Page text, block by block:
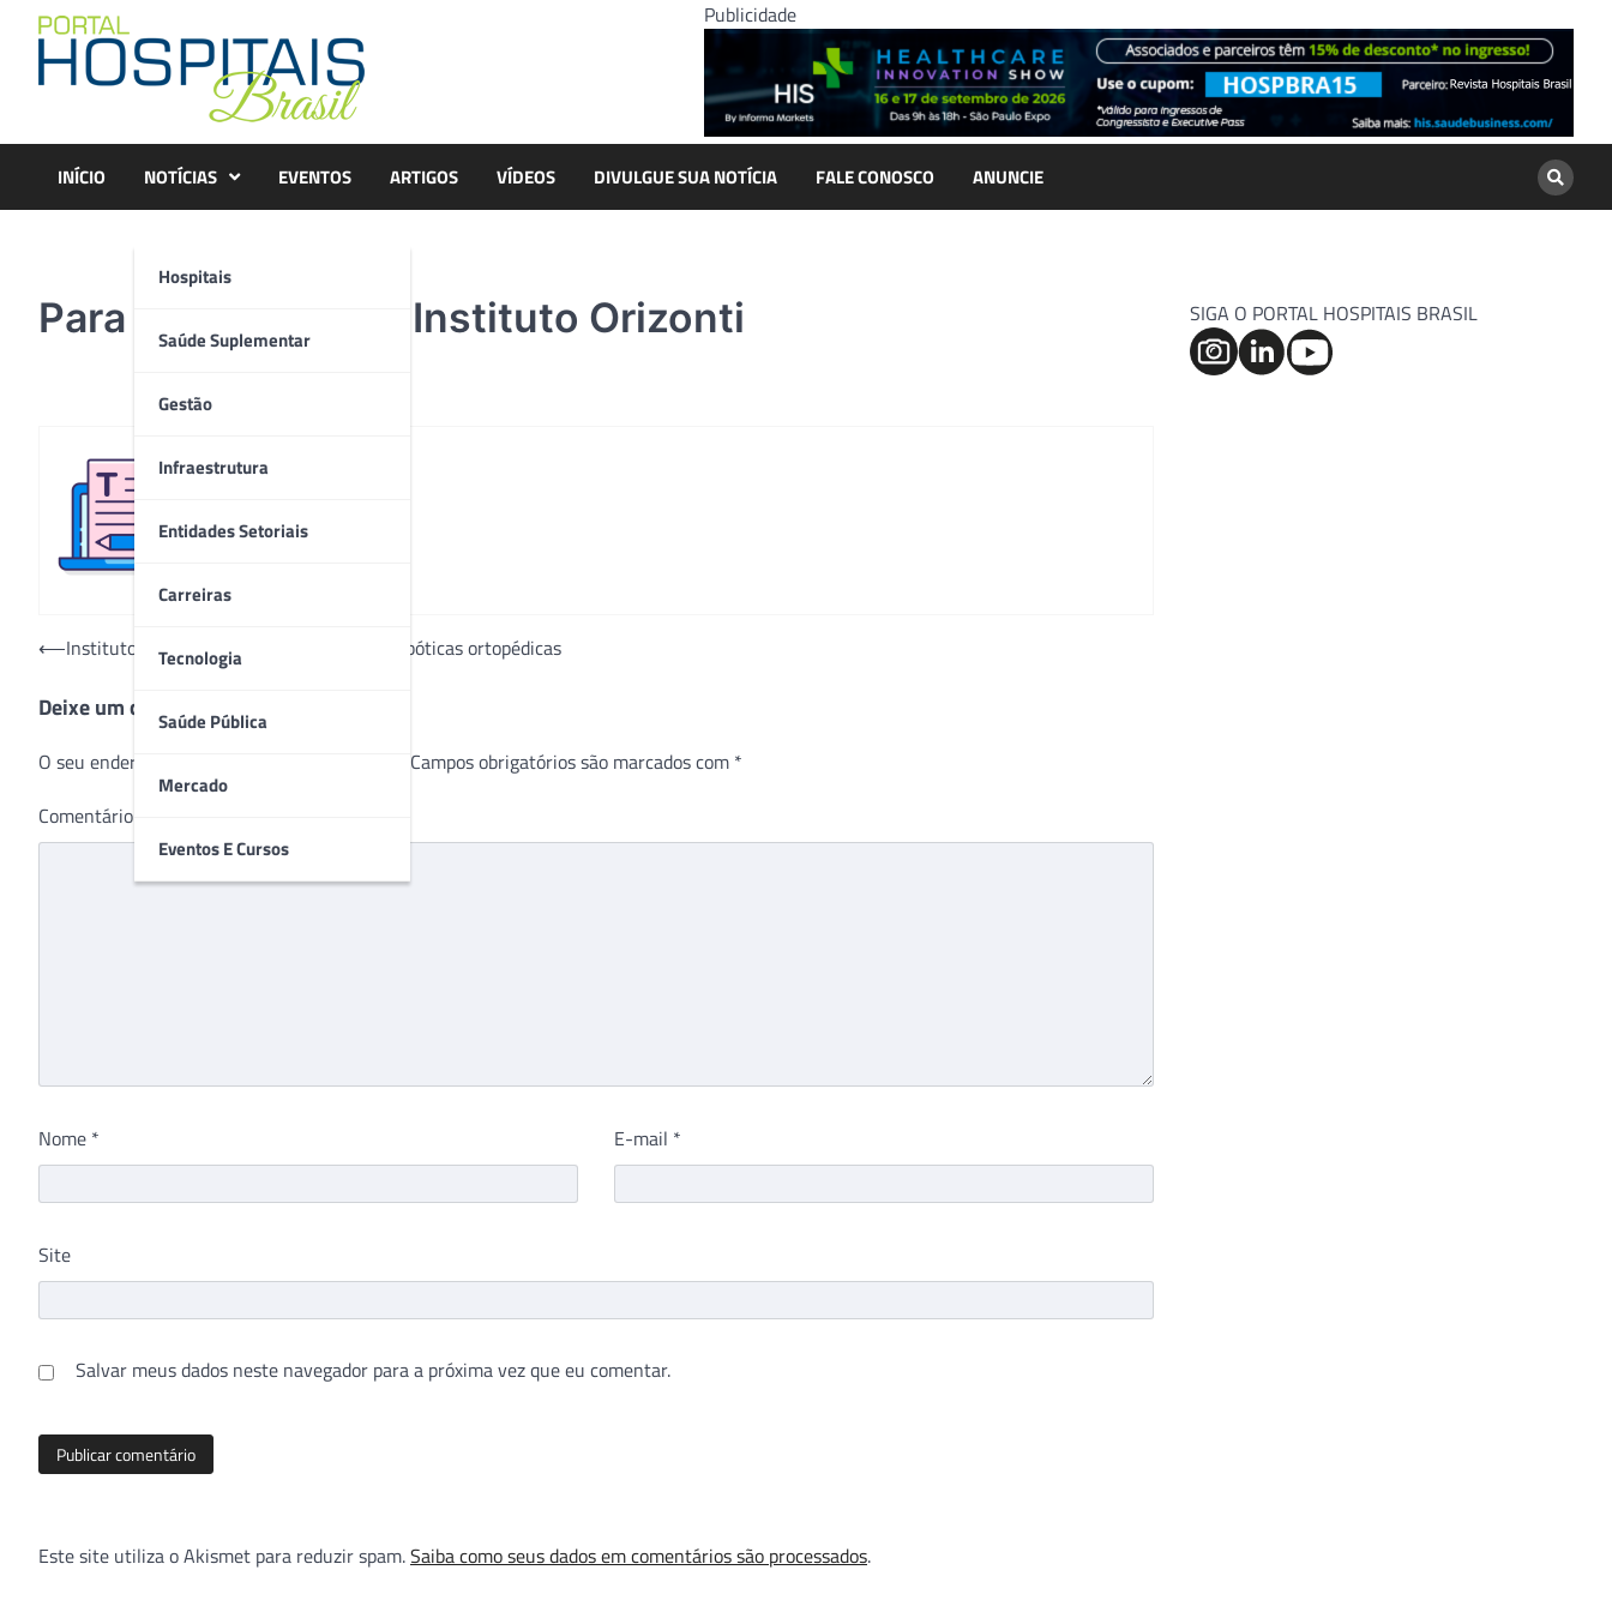
content
Publicidade
INÍCIO NOTÍCIAS
Hospitais
Saúde Suplementar
Gestão
Infraestrutura
Entidades Setoriais
Carreiras
Tecnologia
Saúde Pública
Mercado
Eventos E Cursos
EVENTOS ARTIGOS VÍDEOS DIVULGUE SUA NOTÍCIA FALE CONOSCO ANUNCIE
Para o cirurgião do Instituto Orizonti
Navegação
Post
⟵Instituto Orizonti avança com cirurgias robóticas ortopédicas
Deixe um comentário
O seu endereço de e-mail não será publicado. Campos obrigatórios são marcados com *
Comentário
Nome * E-mail *
Site
Salvar meus dados neste navegador para a próxima vez que eu comentar.
Este site utiliza o Akismet para reduzir spam.Saiba como seus dados em comentários são processados.
SIGA O PORTAL HOSPITAIS BRASIL